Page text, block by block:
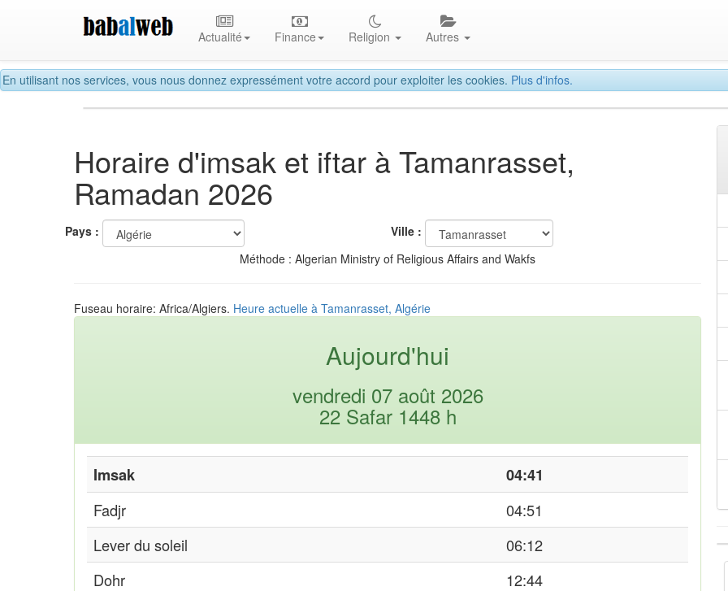
En utilisant nos services, vous nous donnez expressément votre accord pour exploiter les cookies. Plus d'infos.
Actualité Finance Religion Autres
Horaire d'imsak et iftar à Tamanrasset,
Ramadan 2026
Pays :
Ville :
Méthode : Algerian Ministry of Religious Affairs and Wakfs
Fuseau horaire: Africa/Algiers. Heure actuelle à Tamanrasset, Algérie
Aujourd'hui
vendredi 07 août 2026
22 Safar 1448 h
Imsak
04:41
Fadjr
04:51
Lever du soleil
06:12
Dohr
12:44